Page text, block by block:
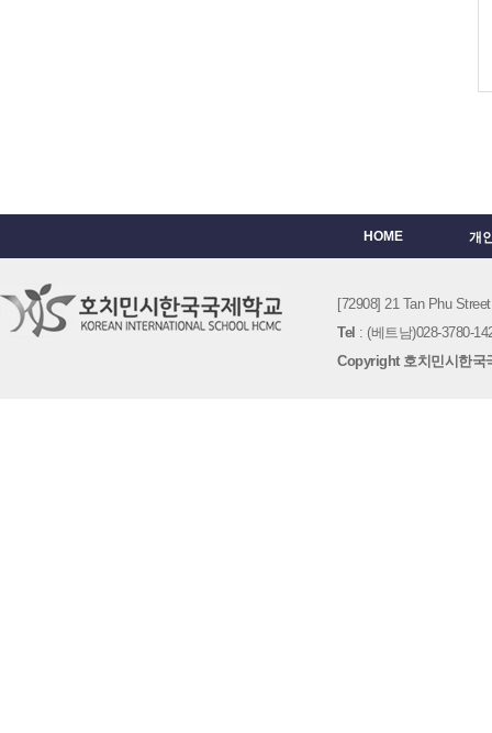
HOME 개
[72908] 21 Tan Phu
Tel : (베트남)028-3780-
Copyright 호치민시한국